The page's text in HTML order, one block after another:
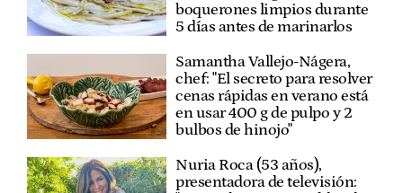
boquerones limpios durante
5 días antes de marinarlos
Samantha Vallejo-Nágera,
chef: "El secreto para resolver
cenas rápidas en verano está
en usar 400 g de pulpo y 2
bulbos de hinojo"
Nuria Roca (53 años),
presentadora de televisión: